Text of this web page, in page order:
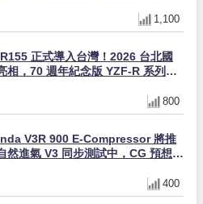
1,100
正式導入台灣！2026 台北國
相，70 週年紀念版 YZF-R 系列限
800
V3R 900 E-Compressor 將推
然進氣 V3 同步測試中，CG 預想曝
400